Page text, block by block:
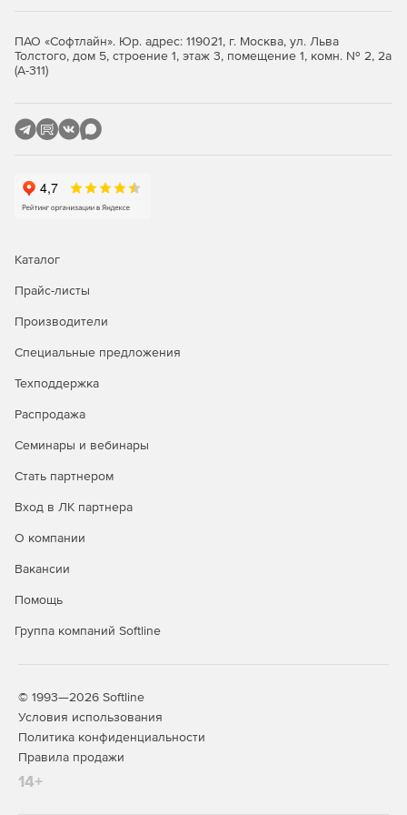
измерительному средству TC Electronic Radar
Loudness и работа с внешними модулями эффектов,
Интеграция с Adobe Anywhere. Участники команд
могут работать с файлами на сервере с общим
версий одного файла.
отраслевым стандартам, монтаж на различных
платформах при помощи Apple ProRes (только на Mac
DNxHD с оболочкой MXF. Монтаж разных форматов
AVC-Intra 200.
Скрытые субтитры. Интуитивный импорт, просмотр,
редактирование и корректировка расположения и
субтитрами в виде вложенных или автономных
Механизм Mercury Playback Engine. Оценка
времени при обработке сложных
большего количества GPU. Улучшенная
кроссплатформенная поддержка OpenCL и CUDA.
Обмен с высокой точностью. Импорт AAF стал более
экспортировать в XML или AAF.
Синхронизация настроек. В любой лаборатории
монтажа можно синхронизировать свои настройки,
ПАО «Софтлайн». Юр. адрес: 119021, г. Москва, ул. Льва
Толстого, дом 5, строение 1, этаж 3, помещение 1, комн. № 2, 2а
(А-311)
Каталог
Прайс-листы
Производители
Специальные предложения
Техподдержка
Распродажа
Семинары и вебинары
Стать партнером
Вход в ЛК партнера
О компании
Вакансии
Помощь
Группа компаний Softline
© 1993—2026 Softline
Условия использования
Политика конфиденциальности
Правила продажи
14+